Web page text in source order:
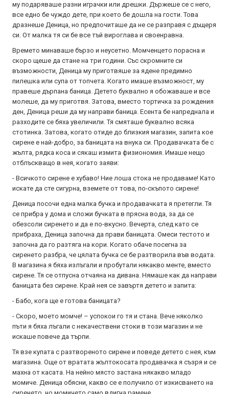
му подаряваше разни играчки или дрешки. Държеше се с него,
все едно бе чуждо дете, при което бе дошла на гости. Това
дразнеше Деница, но предпочиташе да не се разправя с дъщеря
си. От малка тя си бе все тъй вироглава и своенравна.
Времето минаваше бързо и неусетно. Момченцето порасна и
скоро щеше да стане на три години. Със скромните си
възможности, Деница му приготвяше за ядене предимно
пилешка или супа от топчета. Когато имаше възможност, му
правеше дърпана баница. Детето буквално я обожаваше и все
молеше, да му приготвя. Затова, вместо тортичка за рождения
ден, Деница реши да му направи баница. Есента бе напреднала и
разходите се бяха увеличили. Тя смяташе буквално всяка
стотинка. Затова, когато отиде до близкия магазин, запита кое
сирене е най-добро, за баницата на внука си. Продавачката бе с
жълта, рядка коса и сякаш измита физиономия. Имаше нещо
отблъскващо в нея, когато заяви:
- Всичкото сирене е хубаво! Ние лоша стока не продаваме! Като
искате да сте сигурна, вземете от това, по-скъпото сирене!
Деница посочи една малка бучка и продавачката я претегли. Тя
се прибра у дома и сложи бучката в прясна вода, за да се
обезсоли сиренето и да е по-вкусно. Вечерта, след като се
прибраха, Деница започна да прави баницата. Омеси тестото и
започна да го разтяга на кори. Когато обаче посегна за
сиренето разбра, че цялата бучка се бе разтворила във водата.
В магазина я бяха излъгали и пробутали някакво менте, вместо
сирене. Тя се отпусна отчаяна на дивана. Нямаше как да направи
баницата без сирене. Край нея се завъртя детето и запита:
- Бабо, кога ще е готова баницата?
- Скоро, моето момче! – успокои го тя и стана. Вече няколко
пъти я бяха лъгали с некачествени стоки в този магазин и не
искаше повече да търпи.
Тя взе купата с разтвореното сирене и поведе детето с нея, към
магазина. Още от вратата жълтокосата продавачка я съзря и се
махна от касата. На нейно място застана някакво младо
момиче. Деница обясни, какво се е получило от изкисването на